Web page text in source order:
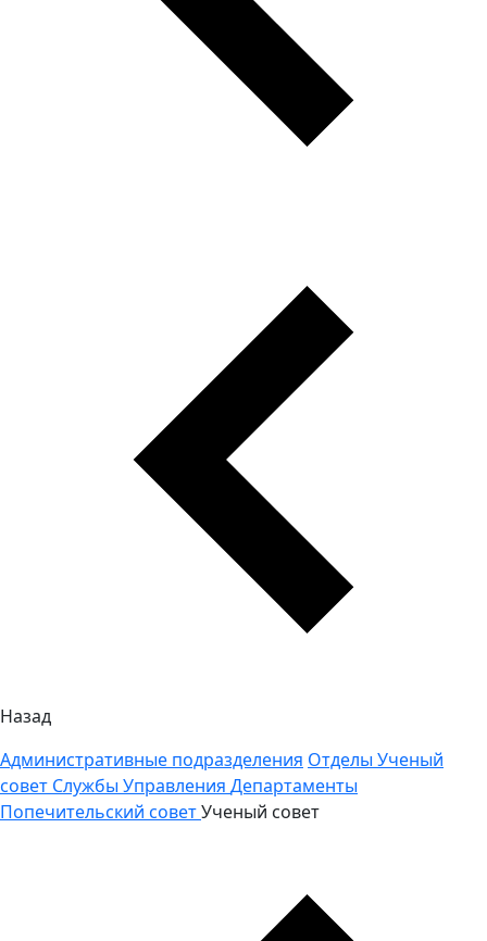
Назад
Административные подразделения Отделы Ученый
совет Службы Управления Департаменты
Попечительский советУченый совет